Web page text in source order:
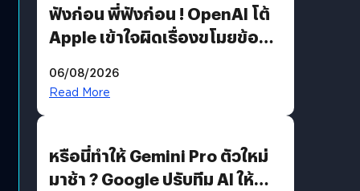
ฟังก่อน พี่ฟังก่อน ! OpenAI โต้
Apple เข้าใจผิดเรื่องขโมยข้อมูล
06/08/2026
Read More
หรือนี่ทำให้ Gemini Pro ตัวใหม่
มาช้า ? Google ปรับทีม AI ให้